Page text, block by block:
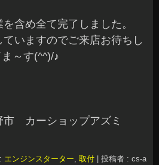
含め全て完了しました。
いますのでご来店お待ちし
～す(^^)/♪
カーショップアズミ
エンジンスターター, 取付
投稿者 : cs-a